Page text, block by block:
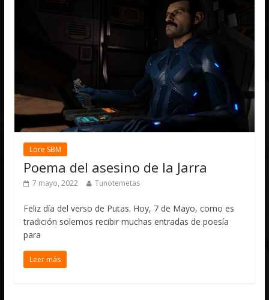
Lore SBM
Poema del asesino de la Jarra
7 mayo, 2022 Tunotemetas
Feliz día del verso de Putas. Hoy, 7 de Mayo, como es
tradición solemos recibir muchas entradas de poesía
para
Leer más